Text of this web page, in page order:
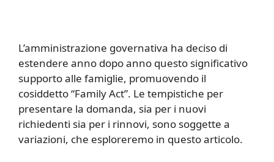
L’amministrazione governativa ha deciso di
estendere anno dopo anno questo significativo
supporto alle famiglie, promuovendo il
cosiddetto “Family Act”. Le tempistiche per
presentare la domanda, sia per i nuovi
richiedenti sia per i rinnovi, sono soggette a
variazioni, che esploreremo in questo articolo.